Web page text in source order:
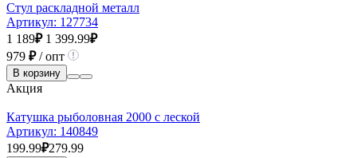
Стул раскладной металл
Артикул: 127734
1 189₽ 1 399.99₽
979 ₽/ опт
В корзину
Акция
Катушка рыболовная 2000 с леской
Артикул: 140849
199.99₽279.99